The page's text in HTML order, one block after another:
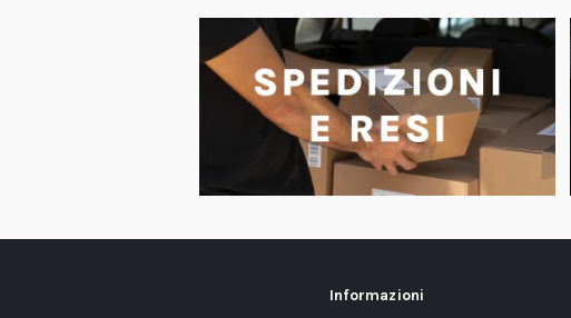
Informazioni